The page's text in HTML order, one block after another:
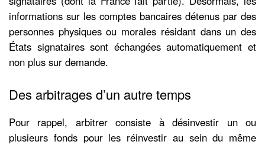
informations sur les comptes bancaires détenus par des
personnes physiques ou morales résidant dans un des
États signataires sont échangées automatiquement et
non plus sur demande.
Des arbitrages d’un autre temps
Pour rappel, arbitrer consiste à désinvestir un ou
plusieurs fonds pour les réinvestir au sein du même